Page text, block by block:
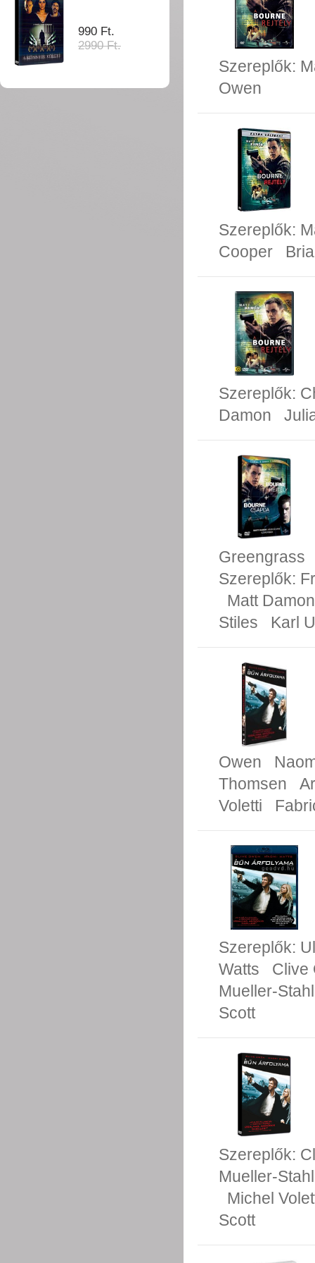
990 Ft.
2990 Ft.
Szereplők:
Owen
Szereplők:
Cooper
Szereplők:
Damon
Greengrass
Szereplők:
Matt Damon
Stiles
Karl
Owen
Thomsen
Voletti
Szereplők:
Watts
Clive
Mueller-Stahl
Scott
Szereplők:
Mueller-Stahl
Michel
Scott